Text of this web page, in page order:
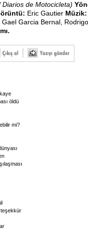
de Motocicleta)
Eric Gautier
Gael Garcia Bernal,
öldü
mi?